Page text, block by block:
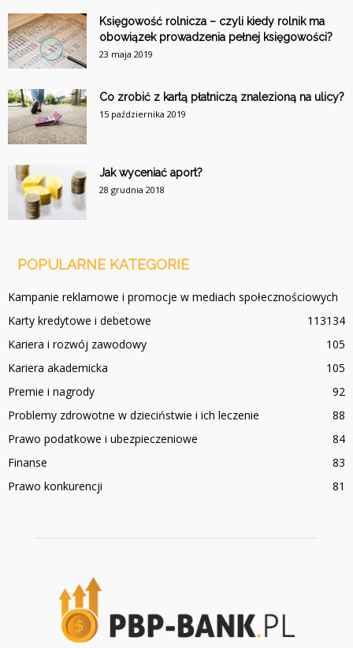
Księgowość rolnicza – czyli kiedy rolnik ma
obowiązek prowadzenia pełnej księgowości?
23 maja 2019
Co zrobić z kartą płatniczą znalezioną na ulicy?
15 października 2019
Jak wyceniać aport?
28 grudnia 2018
POPULARNE KATEGORIE
Kampanie reklamowe i promocje w mediach społecznościowych
134
Karty kredytowe i debetowe
113
Kariera i rozwój zawodowy
105
Kariera akademicka
105
Premie i nagrody
92
Problemy zdrowotne w dzieciństwie i ich leczenie
88
Prawo podatkowe i ubezpieczeniowe
84
Finanse
83
Prawo konkurencji
81